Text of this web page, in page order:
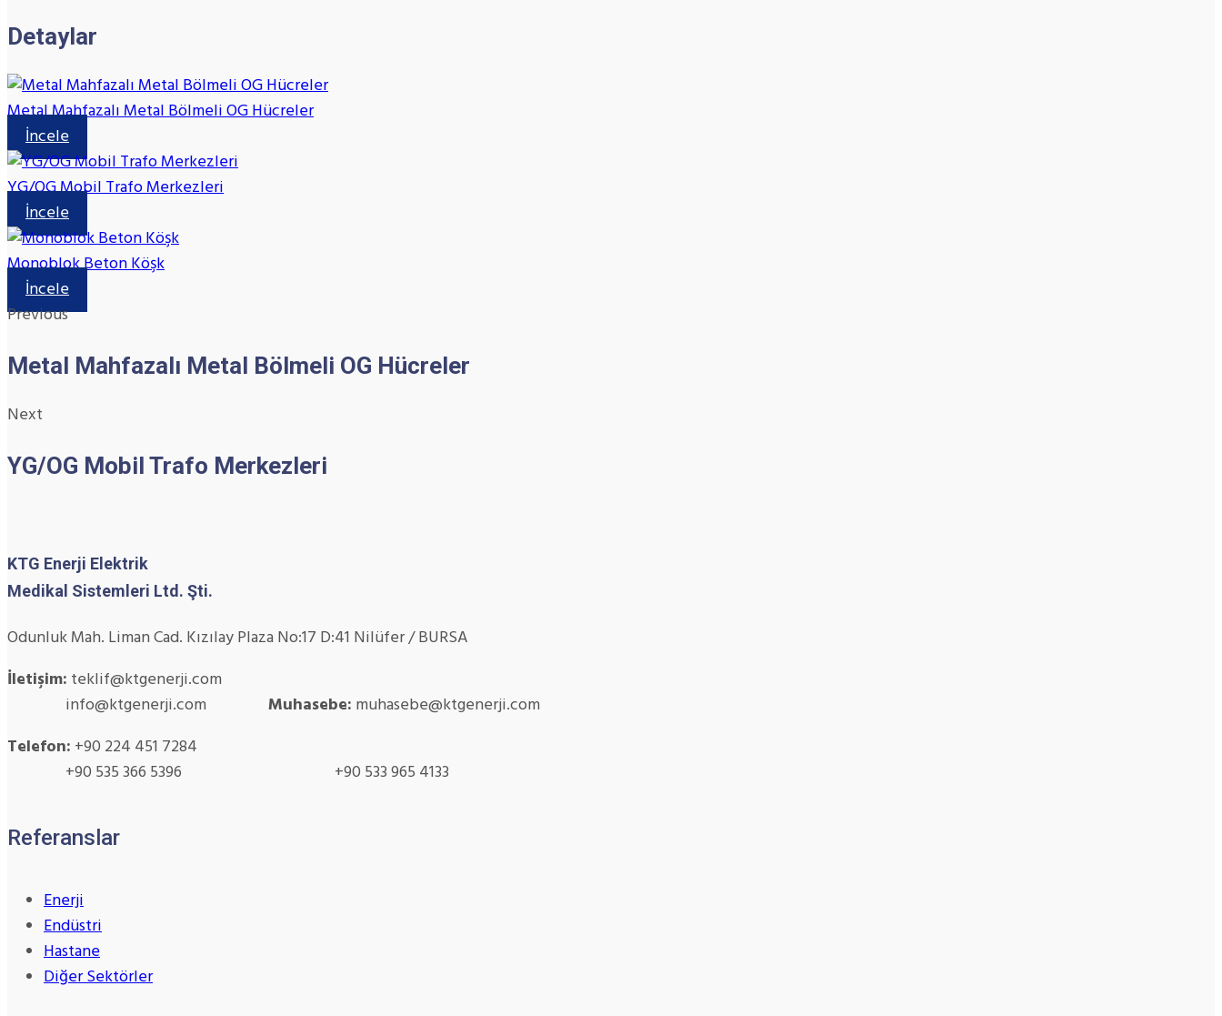
Detaylar
Metal Mahfazalı Metal Bölmeli OG Hücreler
İncele
YG/OG Mobil Trafo Merkezleri
İncele
Monoblok Beton Köşk
İncele
Previous
Metal Mahfazalı Metal Bölmeli OG Hücreler
Next
YG/OG Mobil Trafo Merkezleri
KTG Enerji Elektrik
Medikal Sistemleri Ltd. Şti.
Odunluk Mah. Liman Cad. Kızılay Plaza No:17 D:41 Nilüfer / BURSA
İletişim: teklif@ktgenerji.com
info@ktgenerji.com Muhasebe: muhasebe@ktgenerji.com
Telefon: +90 224 451 7284
+90 535 366 5396 +90 533 965 4133
Referanslar
Enerji
Endüstri
Hastane
Diğer Sektörler